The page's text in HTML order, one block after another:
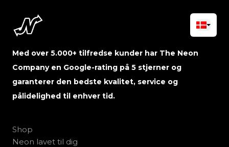
Med over 5.000+ tilfredse kunder har The Neon
Company en Google-rating på 5 stjerner og
garanterer den bedste kvalitet, service og
pålidelighed til enhver tid.
Shop
Neon lavet til dig